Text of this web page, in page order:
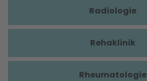
Radiologie
Rehaklinik
Rheumatologie